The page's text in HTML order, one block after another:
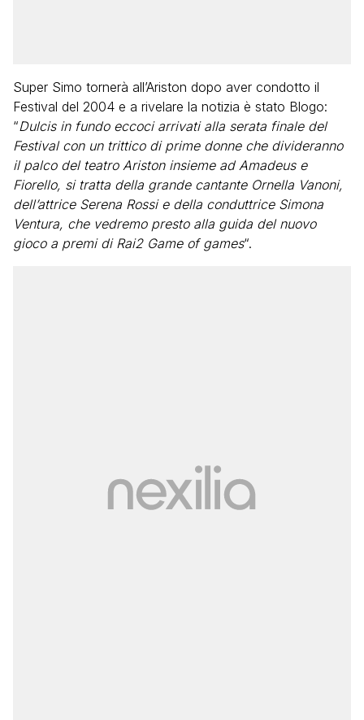
Super Simo tornerà all’Ariston dopo aver condotto il
Festival del 2004 e a rivelare la notizia è stato Blogo:
“Dulcis in fundo eccoci arrivati alla serata finale del
Festival con un trittico di prime donne che divideranno
il palco del teatro Ariston insieme ad Amadeus e
Fiorello, si tratta della grande cantante Ornella Vanoni,
dell’attrice Serena Rossi e della conduttrice Simona
Ventura, che vedremo presto alla guida del nuovo
gioco a premi di Rai2 Game of games“.